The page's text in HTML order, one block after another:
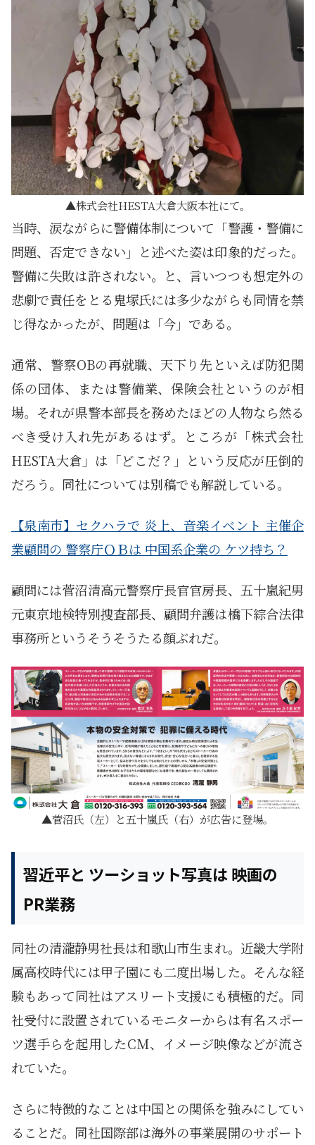
株式会社HESTA大倉大阪本社にて。
当時、涙ながらに警備体制について「警護・警備に
問題、否定できない」と述べた姿は印象的だった。
警備に失敗は許されない。と、言いつつも想定外の
悲劇で責任をとる鬼塚氏には多少ながらも同情を禁
じ得なかったが、問題は「今」である。
通常、警察OBの再就職、天下り先といえば防犯関
係の団体、または警備業、保険会社というのが相
場。それが県警本部長を務めたほどの人物なら然る
べき受け入れ先があるはず。ところが「株式会社
HESTA大倉」は「どこだ？」という反応が圧倒的
だろう。同社については別稿でも解説している。
【泉南市】セクハラで 炎上、音楽イベント 主催企
業顧問の 警察庁ＯＢは 中国系企業の ケツ持ち？
顧問には菅沼清高元警察庁長官官房長、五十嵐紀男
元東京地検特別捜査部長、顧問弁護は橋下綜合法律
事務所というそうそうたる顔ぶれだ。
菅沼氏（左）と五十嵐氏（右）が広告に登場。
習近平と ツーショット写真は 映画の
PR業務
同社の清瀧静男社長は和歌山市生まれ。近畿大学附
属高校時代には甲子園にも二度出場した。そんな経
験もあって同社はアスリート支援にも積極的だ。同
社受付に設置されているモニターからは有名スポー
ツ選手らを起用したCM、イメージ映像などが流さ
れていた。
さらに特徴的なことは中国との関係を強みにしてい
ることだ。同社国際部は海外の事業展開のサポート